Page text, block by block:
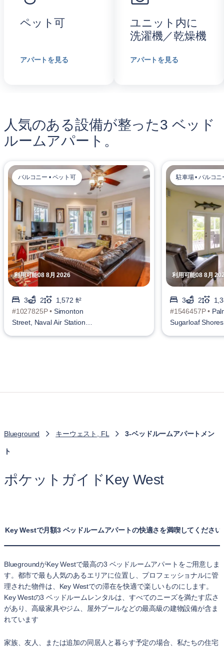
ペット可
アパートを見る
ユニット内に
洗濯機／乾燥機
アパートを見る
人気のある設備が整った3 ベッド
ルームアパート。
利用可能08 8月 2026
バルコニー • ペット可
3 2
1,572 ft²
#1027825P • Simonton
Street, Naval Air Station
利用可能08 8月
駐車場 • バルコニ
3 2
#1546457P •
Sugarloaf Shores
Blueground キーウェスト, FL 3-ベッドルームアパートメン
ト
ポケットガイドKey West
Key Westで月額3 ベッドルームアパートの快適さを満喫してください
BluegroundがKey Westで最高の3 ベッドルームアパートをご用意しま
す。都市で最も人気のあるエリアに位置し、プロフェッショナルに管
理された物件は、Key Westでの滞在を快適で楽しいものにします。
Key Westの3 ベッドルームレンタルは、すべてのニーズを満たす広さ
があり、高級家具やジム、屋外プールなどの最高級の建物設備が含ま
れています
家族、友人、または追加の同居人と暮らす予定の場合、私たちの住宅